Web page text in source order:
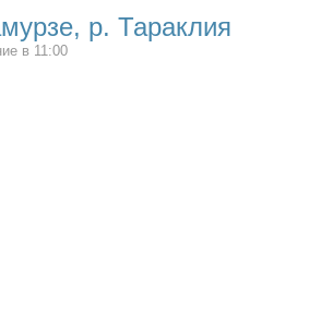
р. Тараклия
в 11:00